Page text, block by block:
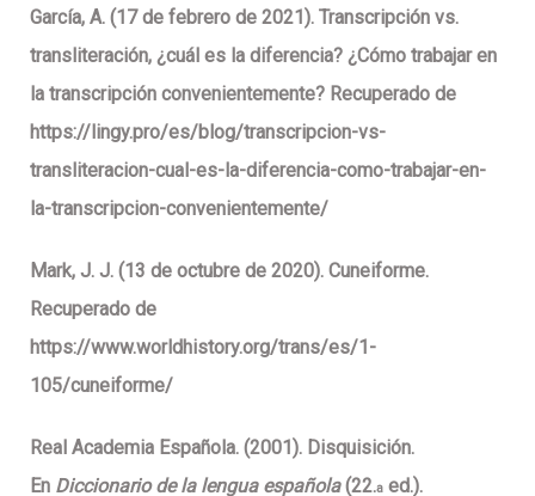
García, A. (17 de febrero de 2021). Transcripción vs.
transliteración, ¿cuál es la diferencia? ¿Cómo trabajar en
la transcripción convenientemente? Recuperado de
https://lingy.pro/es/blog/transcripcion-vs-
transliteracion-cual-es-la-diferencia-como-trabajar-en-
la-transcripcion-convenientemente/
Mark, J. J. (13 de octubre de 2020). Cuneiforme.
Recuperado de
https://www.worldhistory.org/trans/es/1-
105/cuneiforme/
Real Academia Española. (2001). Disquisición.
En Diccionario de la lengua española(22.a ed.).